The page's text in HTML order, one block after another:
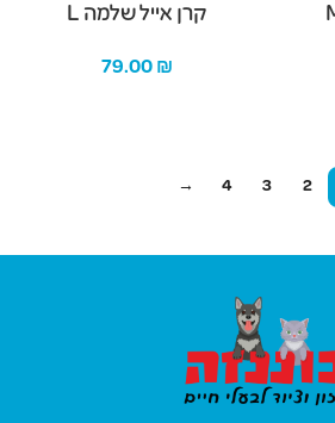
קרן אייל שלמה L
79.00 ₪
2
3
4
→